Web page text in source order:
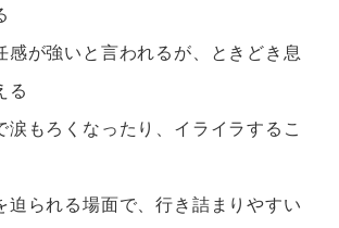
感が強いと言われるが、ときどき息
る
涙もろくなったり、イライラするこ
迫られる場面で、行き詰まりやすい